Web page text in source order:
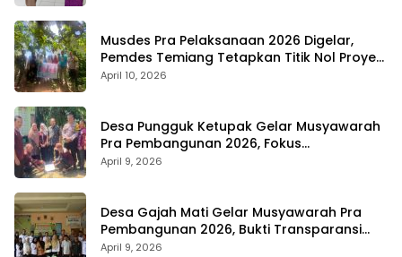
Musdes Pra Pelaksanaan 2026 Digelar,
Pemdes Temiang Tetapkan Titik Nol Proyek
Infrastruktur
April 10, 2026
Desa Pungguk Ketupak Gelar Musyawarah
Pra Pembangunan 2026, Fokus
Infrastruktur dan Transparansi
April 9, 2026
Desa Gajah Mati Gelar Musyawarah Pra
Pembangunan 2026, Bukti Transparansi
Anggaran
April 9, 2026